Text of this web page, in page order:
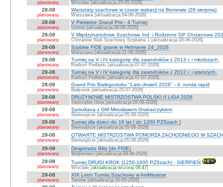
planowany Wrocław [aktualizacja:25-05-2026]
28-08
planowany
Warsztaty szachowe w czasie wakacji na Bemowie (28 sierpnia)
Warszawa [aktualizacja:04-06-2026]
28-08
planowany
V Piekielne Grand Prix - 4 Turniej
Ustroń [aktualizacja:06-06-2026]
28-08
planowany
V Międzynarodowe Szachowe Ind. i Rodzinne GP Chrzanowa
Chrzanów Klub Szachowy Szpitalna 1 [aktualizacja:18-06-2026]
28-08
planowany
Szybkie FIDE granie w Hetmanie 24_2026
Warszawa [aktualizacja:21-06-2026]
28-08
planowany
Turniej na V i IV kategorię dla zawodników z 2013 r. i młodszych.
Radzyń Podlaski [aktualizacja:07-07-2026]
28-08
planowany
Turniej na V i IV kategorię dla zawodników z 2012 r. i starszych.
Radzyń Podlaski [aktualizacja:07-07-2026]
28-08
planowany
Grand Prix Białegostoku "Lato-Jesień 2026" - 4. runda rapid
Białystok [aktualizacja:25-07-2026]
28-08
planowany
DRUŻYNOWE MISTRZOSTWA POLSKI II LIGA 2026
Jastrzębie Góra [aktualizacja:05-08-2026]
28-08
planowany
Symultana z GM Mirosławem Grabarczykiem
Świnoujście [aktualizacja:05-08-2026]
28-08
planowany
Turniej dla dzieci do 16 lat ( do 1200 PZSzach )
Świnoujście [aktualizacja:05-08-2026]
29-08
planowany
OTWARTE MISTRZOSTWA POMORZA ZACHODNIEGO W
Świnoujście [aktualizacja:05-08-2026]
29-08
planowany
Desperado Blitz (do FIDE)
Wejherowo [aktualizacja:09-06-2026]
29-08
planowany
Turniej DRUGI KROK (1250-1600 PZSzach) - SIERPIEŃ
Wrocław [aktualizacja:wczoraj 08:47]
29-08
planowany
XIX Letni Turniej Szachowy w Amfiteatrze
Tarnów [aktualizacja:30-05-2026]